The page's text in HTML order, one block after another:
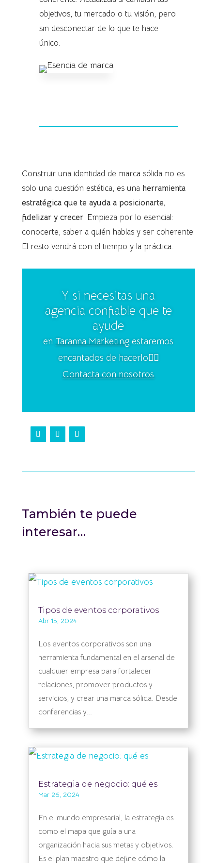
objetivos, tu mercado o tu visión, pero
sin desconectar de lo que te hace
único.
Construir una identidad de marca sólida no es
solo una cuestión estética, es una herramienta
estratégica que te ayuda a posicionarte,
fidelizar y crecer. Empieza por lo esencial:
conocerte, saber a quién hablas y ser coherente.
El resto vendrá con el tiempo y la práctica.
Y si necesitas una
agencia confiable que te
ayude
en Taranna Marketing estaremos
encantados de hacerlo👍🏻
Contacta con nosotros
También te puede
interesar…
Tipos de eventos corporativos
Abr 15, 2024
Los eventos corporativos son una
herramienta fundamental en el arsenal de
cualquier empresa para fortalecer
relaciones, promover productos y
servicios, y crear una marca sólida. Desde
conferencias y...
Estrategia de negocio: qué es
Mar 26, 2024
En el mundo empresarial, la estrategia es
como el mapa que guía a una
organización hacia sus metas y objetivos.
Es el plan maestro que define cómo la